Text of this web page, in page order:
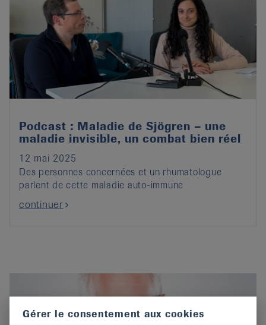
Podcast : Maladie de Sjögren – une
maladie invisible, un combat bien réel
12 mai 2025
Des personnes concernées et un rhumatologue
parlent de cette maladie auto-immune
continuer
Gérer le consentement aux cookies